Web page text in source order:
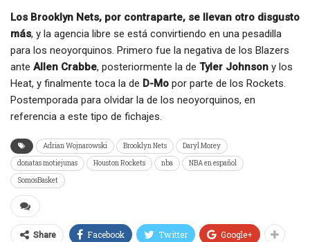
Los Brooklyn Nets, por contraparte, se llevan otro disgusto
más, y la agencia libre se está convirtiendo en una pesadilla
para los neoyorquinos. Primero fue la negativa de los Blazers
ante Allen Crabbe, posteriormente la de Tyler Johnson y los
Heat, y finalmente toca la de D-Mo por parte de los Rockets.
Postemporada para olvidar la de los neoyorquinos, en
referencia a este tipo de fichajes.
Adrian Wojnarowski Brooklyn Nets
Daryl Morey
donatas motiejunas
Houston Rockets nba
NBA en español
SomosBasket
Share Facebook Twitter Google+